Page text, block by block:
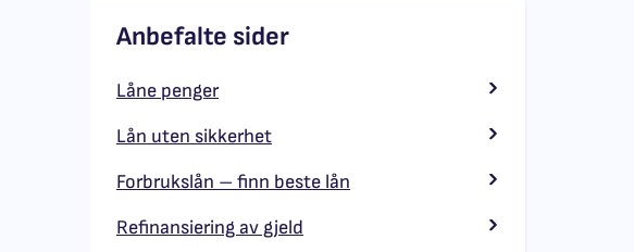
Anbefalte sider
Låne penger
Lån uten sikkerhet
Forbrukslån – finn beste lån
Refinansiering av gjeld